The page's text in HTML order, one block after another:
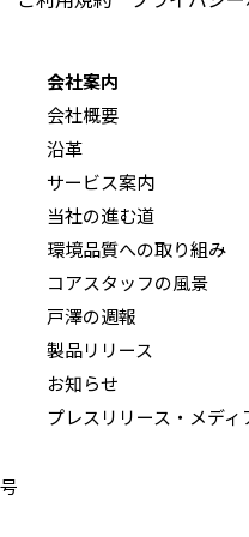
会社案内
会社概要
沿革
サービス案内
当社の進む道
環境品質への取り組み
コアスタッフの風景
戸澤の週報
製品リリース
お知らせ
プレスリリース・メディ